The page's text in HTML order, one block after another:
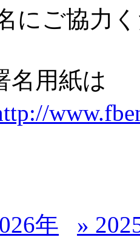
にご協力
用紙は
www.fbe
年
»